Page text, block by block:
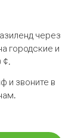
через
городские и
¢.
и звоните в